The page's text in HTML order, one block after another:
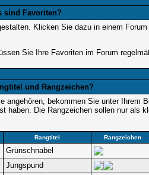
sind Favoriten?
Klicken Sie dazu in einem
Sie Ihre Favoriten im Forum
und Rangzeichen?
bekommen Sie unter Ihrem
Die Rangzeichen sollen nur als
Rangtitel Rangzeichen
Grünschnabel
Jungspund